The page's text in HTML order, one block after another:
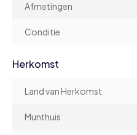
Afmetingen
Conditie
Herkomst
Land van Herkomst
Munthuis